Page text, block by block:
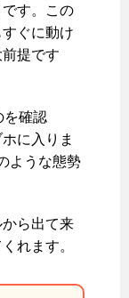
す。この
ぐに動け
提です
を確認
に入りま
ような態勢
ら出て来
れます。